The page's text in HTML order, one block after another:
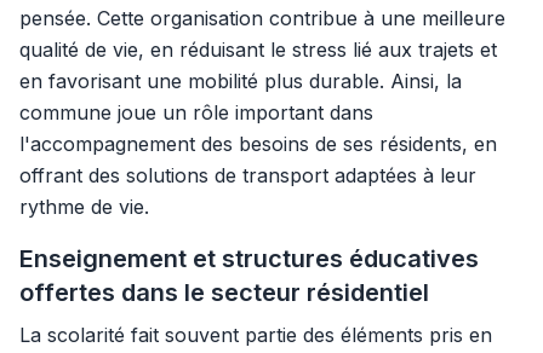
pensée. Cette organisation contribue à une meilleure
qualité de vie, en réduisant le stress lié aux trajets et
en favorisant une mobilité plus durable. Ainsi, la
commune joue un rôle important dans
l'accompagnement des besoins de ses résidents, en
offrant des solutions de transport adaptées à leur
rythme de vie.
Enseignement et structures éducatives
offertes dans le secteur résidentiel
La scolarité fait souvent partie des éléments pris en